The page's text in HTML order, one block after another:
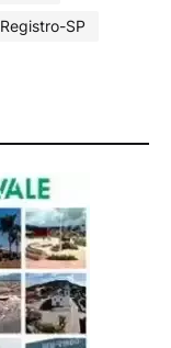
Registro-SP